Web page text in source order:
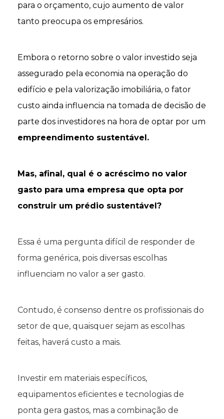
para o orçamento, cujo aumento de valor
tanto preocupa os empresários.
Embora o retorno sobre o valor investido seja
assegurado pela economia na operação do
edifício e pela valorização imobiliária, o fator
custo ainda influencia na tomada de decisão de
parte dos investidores na hora de optar por um
empreendimento sustentável.
Mas, afinal, qual é o acréscimo no valor
gasto para uma empresa que opta por
construir um prédio sustentável?
Essa é uma pergunta difícil de responder de
forma genérica, pois diversas escolhas
influenciam no valor a ser gasto.
Contudo, é consenso dentre os profissionais do
setor de que, quaisquer sejam as escolhas
feitas, haverá custo a mais.
Investir em materiais específicos,
equipamentos eficientes e tecnologias de
ponta gera gastos, mas a combinação de